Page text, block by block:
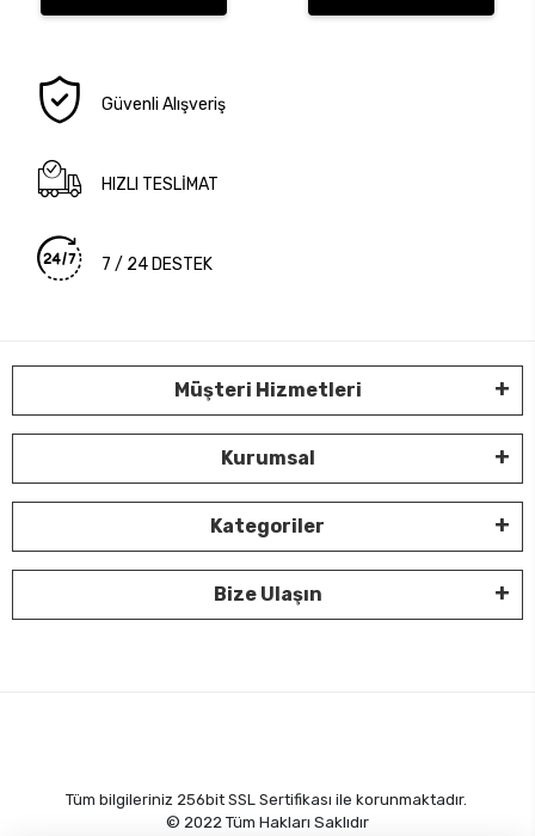
Güvenli Alışveriş
HIZLI TESLİMAT
7 / 24 DESTEK
Müşteri Hizmetleri
Kurumsal
Kategoriler
Bize Ulaşın
Tüm bilgileriniz 256bit SSL Sertifikası ile korunmaktadır.
© 2022 Tüm Hakları Saklıdır